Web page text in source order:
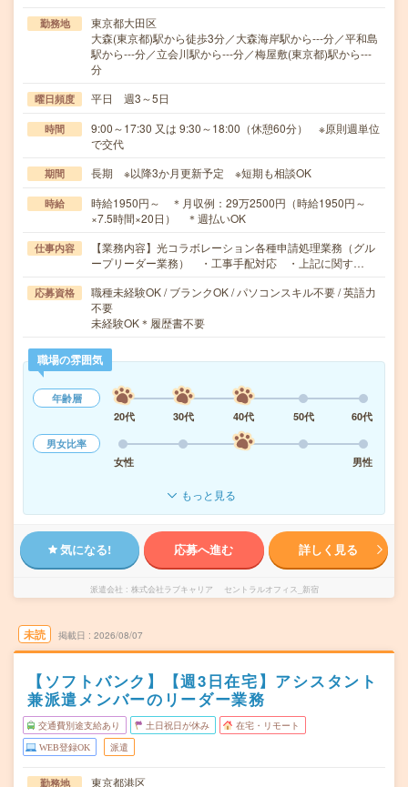
勤務地
東京都大田区
大森(東京都)駅から徒歩3分／大森海岸駅から---分／平和島
駅から---分／立会川駅から---分／梅屋敷(東京都)駅から---
分
曜日頻度 平日 週3～5日
時間
9:00～17:30 又は 9:30～18:00（休憩60分） ※原則週単位
で交代
期間 長期 ※以降3か月更新予定 ※短期も相談OK
時給
時給1950円～ ＊月収例：29万2500円（時給1950円～
×7.5時間×20日） ＊週払いOK
仕事内容
【業務内容】光コラボレーション各種申請処理業務（グル
ープリーダー業務） ・工事手配対応 ・上記に関す…
応募資格
職種未経験OK / ブランクOK / パソコンスキル不要 / 英語力
不要
未経験OK＊履歴書不要
職場の雰囲気
年齢層
20代
30代 40代 50代
60代
男女比率
女性
男性
もっと見る
気になる! 応募へ進む 詳しく見る
派遣会社 株式会社ラブキャリア セントラルオフィス_新宿
未読 掲載日 2026/08/07
【ソフトバンク】【週3日在宅】アシスタント
兼派遣メンバーのリーダー業務
交通費別途支給あり 土日祝日が休み 在宅・リモート
WEB登録OK 派遣
勤務地 東京都港区